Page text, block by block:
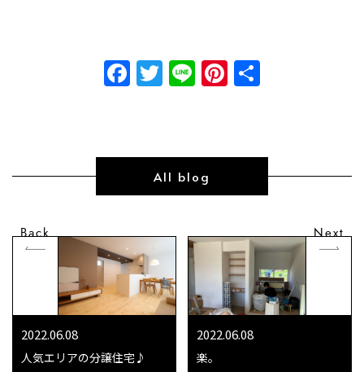
Facebook
Twitter
LinePinterest
All blog
Back
2022.06.08
人気エリアの分譲住宅♪
Next
2022.06.08
楽。